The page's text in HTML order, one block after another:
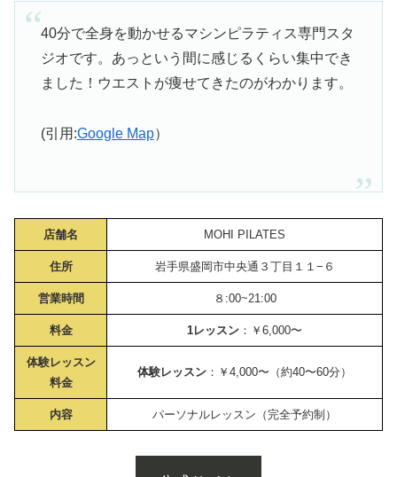
40分で全身を動かせるマシンピラティス専門スタ
ジオです。あっという間に感じるくらい集中でき
ました！ウエストが痩せてきたのがわかります。
(引用:Google Map）
店舗名 MOHI PILATES
住所 岩手県盛岡市中央通３丁目１１−６
営業時間 ８:00~21:00
料金 1レッスン ：￥6,000〜
体験レッスン
料金
体験レッスン ：￥4,000〜（約40〜60分）
内容 パーソナルレッスン（完全予約制）